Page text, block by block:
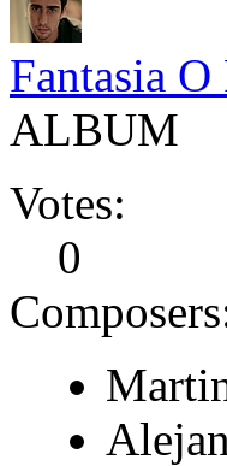
Fantasia O
ALBUM
Votes:
0